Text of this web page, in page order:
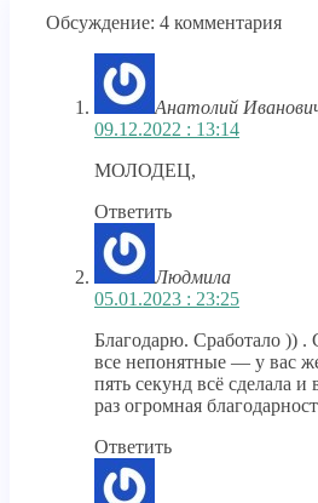
Обсуждение: 4 комментария
Анатолий
09.12.2022 : 13:14
МОЛОДЕЦ,
Ответить
Людмила
05.01.2023 : 23:25
Благодарю. Сработало )) .
все непонятные — у вас
пять секунд всё сделала
раз огромная
Ответить